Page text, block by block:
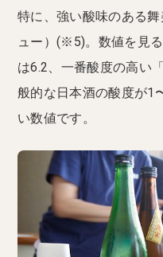
特に、強い酸味のある
ュー）(※5)。数値を見
は6.2、一番酸度の高い
般的な日本酒の酸度が1
い数値です。